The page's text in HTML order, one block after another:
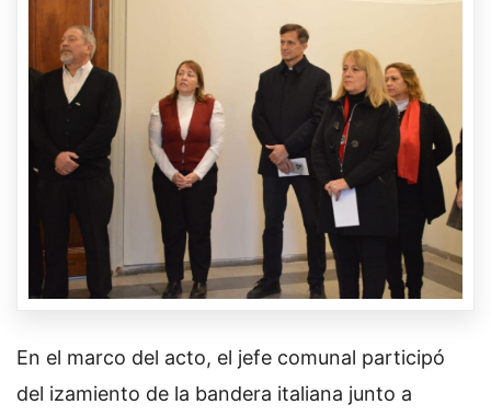
En el marco del acto, el jefe comunal participó
del izamiento de la bandera italiana junto a